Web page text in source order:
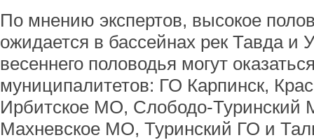
По мнению экспертов, высокое
ожидается в бассейнах рек Тавда и
весеннего половодья могут
муниципалитетов: ГО Карпинск,
Ирбитское МО, Слободо-Туринский
Махневское МО, Туринский ГО и